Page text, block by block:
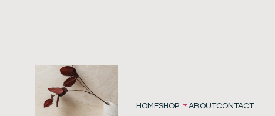
HOMESHOP ABOUTCONTACT